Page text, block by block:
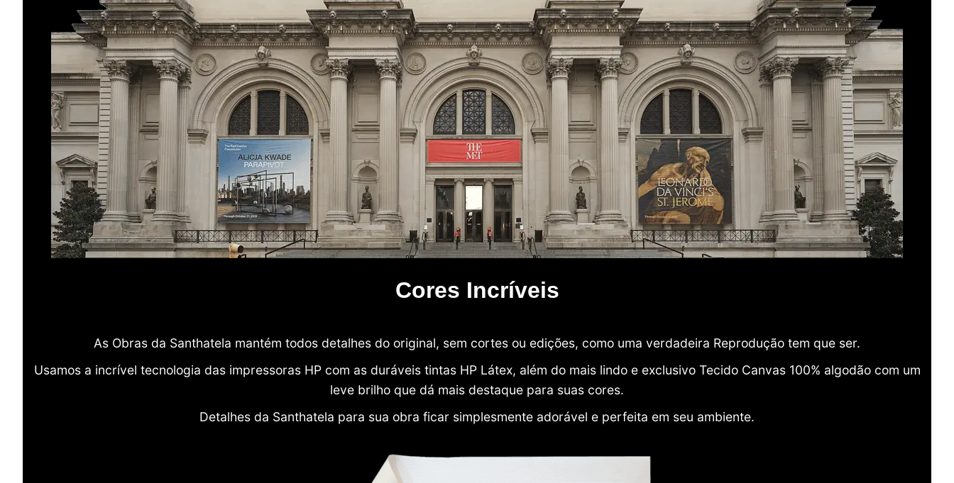
Cores Incríveis
As Obras da Santhatela mantém todos detalhes do original, sem cortes ou edições, como uma verdadeira Reprodução tem que ser.
Usamos a incrível tecnologia das impressoras HP com as duráveis tintas HP Látex, além do mais lindo e exclusivo Tecido Canvas 100% algodão com um
leve brilho que dá mais destaque para suas cores.
Detalhes da Santhatela para sua obra ficar simplesmente adorável e perfeita em seu ambiente.